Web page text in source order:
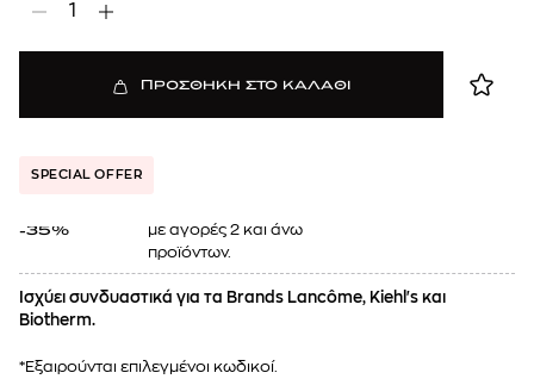
1
ΠΡΟΣΘΗΚΗ ΣΤΟ ΚΑΛΑΘΙ
SPECIAL OFFER
-35%
με αγορές 2 και άνω
προϊόντων.
Ισχύει συνδυαστικά για τα Brands Lancôme, Kiehl's και
Biotherm.
*Εξαιρούνται επιλεγμένοι κωδικοί.